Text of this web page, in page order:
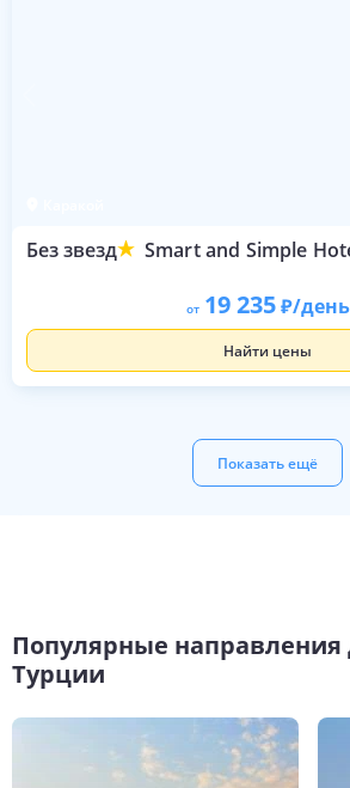
Без звезд Smart and Simple
от 19 235 /день
Найти цены
Показать ещё
Популярные направления
Турции